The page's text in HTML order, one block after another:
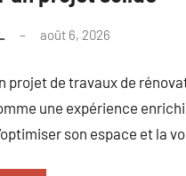
août 6, 2026
projet de travaux de
une expérience
son espace et la